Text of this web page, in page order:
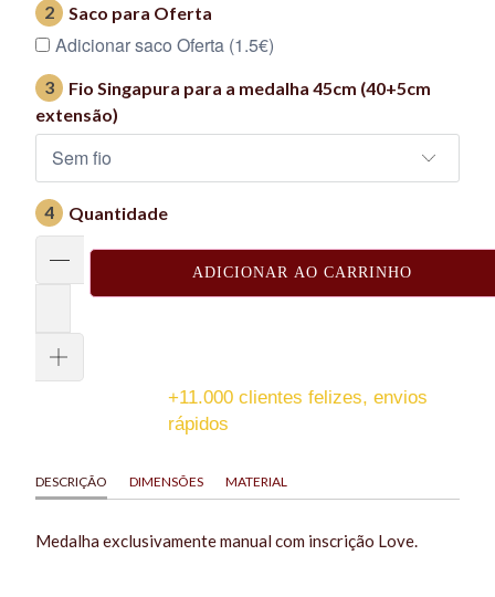
2 Saco para Oferta
Adicionar saco Oferta (1.5€)
3
Fio Singapura para a medalha 45cm (40+5cm
extensão)
4 Quantidade
ADICIONAR AO CARRINHO
+11.000 clientes felizes, envios
rápidos
DESCRIÇÃO DIMENSÕES MATERIAL
Medalha exclusivamente manual com inscrição Love.